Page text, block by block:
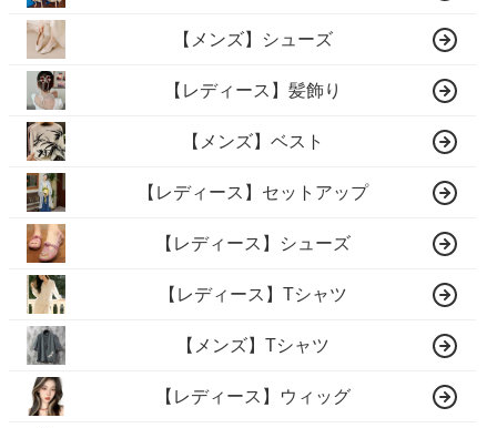
【メンズ】シューズ
【レディース】髪飾り
【メンズ】ベスト
【レディース】セットアップ
【レディース】シューズ
【レディース】Tシャツ
【メンズ】Tシャツ
【レディース】ウィッグ